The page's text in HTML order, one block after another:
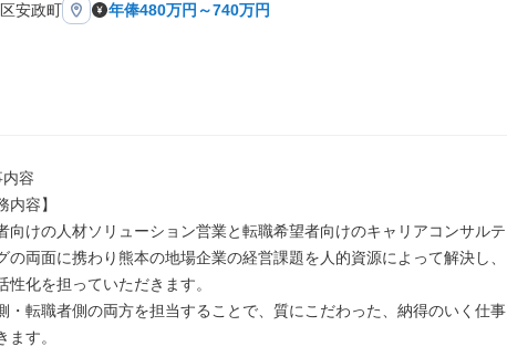
安政町 年俸480万円～740万円
容
内容】
向けの人材ソリューション営業と転職希望者向けのキャリアコンサルテ
の両面に携わり熊本の地場企業の経営課題を人的資源によって解決し、
性化を担っていただきます。
・転職者側の両方を担当することで、質にこだわった、納得のいく仕事
ます。